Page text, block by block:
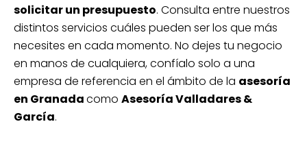
solicitar un presupuesto. Consulta entre nuestros
distintos servicios cuáles pueden ser los que más
necesites en cada momento. No dejes tu negocio
en manos de cualquiera, confíalo solo a una
empresa de referencia en el ámbito de la asesoría
en Granadacomo Asesoría Valladares &
García.